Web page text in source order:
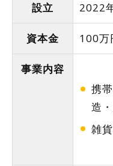
設立 2022
資本金 100万
事業内容
携
造
雑